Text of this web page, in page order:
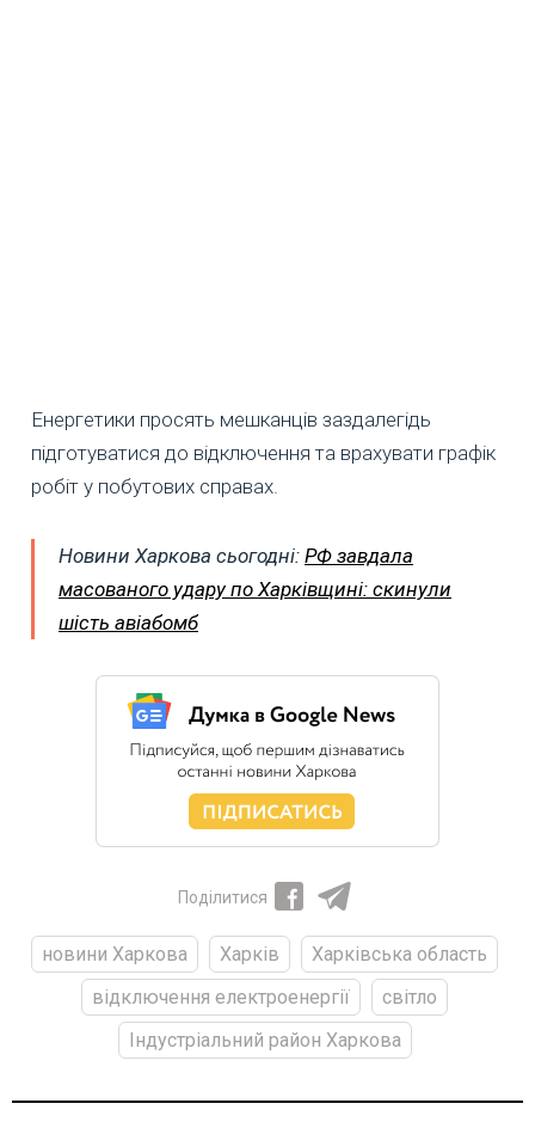
Енергетики просять мешканців заздалегідь
підготуватися до відключення та врахувати графік
робіт у побутових справах.
Новини Харкова сьогодні: РФ завдала
масованого удару по Харківщині: скинули
шість авіабомб
Поділитися
новини Харкова Харків
Харківська область
відключення електроенергії
світло
Індустріальний район Харкова